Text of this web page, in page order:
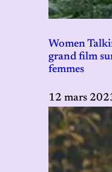
Women
grand film
femmes
12 mars